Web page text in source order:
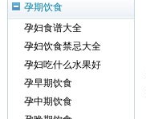
孕期饮食
孕妇食谱大全
孕妇饮食禁忌大全
孕妇吃什么水果好
孕早期饮食
孕中期饮食